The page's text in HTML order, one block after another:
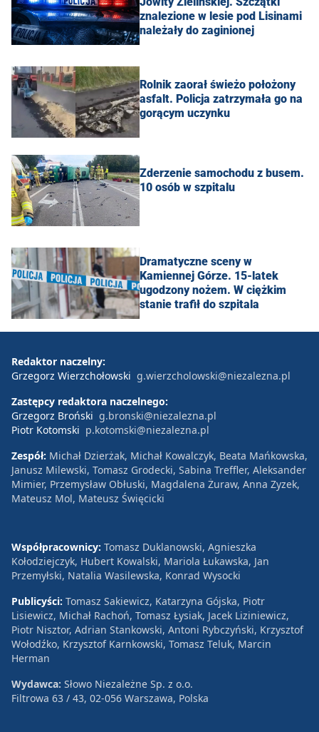
znalezione w lesie pod Lisinami
należały do zaginionej
Rolnik zaorał świeżo położony
asfalt. Policja zatrzymała go na
gorącym uczynku
Zderzenie samochodu z busem.
10 osób w szpitalu
Dramatyczne sceny w
Kamiennej Górze. 15-latek
ugodzony nożem. W ciężkim
stanie trafił do szpitala
Redaktor naczelny:
Grzegorz Wierzchołowski g.wierzcholowski@niezalezna.pl
Zastępcy redaktora naczelnego:
Grzegorz Broński g.bronski@niezalezna.pl
Piotr Kotomski p.kotomski@niezalezna.pl
Zespół: Michał Dzierżak, Michał Kowalczyk, Beata Mańkowska,
Janusz Milewski, Tomasz Grodecki, Sabina Treffler, Aleksander
Mimier, Przemysław Obłuski, Magdalena Żuraw, Anna Zyzek,
Mateusz Mol, Mateusz Święcicki
Współpracownicy: Tomasz Duklanowski, Agnieszka
Kołodziejczyk, Hubert Kowalski, Mariola Łukawska, Jan
Przemyłski, Natalia Wasilewska, Konrad Wysocki
Publicyści: Tomasz Sakiewicz, Katarzyna Gójska, Piotr
Lisiewicz, Michał Rachoń, Tomasz Łysiak, Jacek Liziniewicz,
Piotr Nisztor, Adrian Stankowski, Antoni Rybczyński, Krzysztof
Wołodźko, Krzysztof Karnkowski, Tomasz Teluk, Marcin
Herman
Wydawca: Słowo Niezależne Sp. z o.o.
Filtrowa 63 / 43, 02-056 Warszawa, Polska